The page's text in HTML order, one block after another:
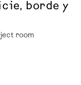
borde y
room